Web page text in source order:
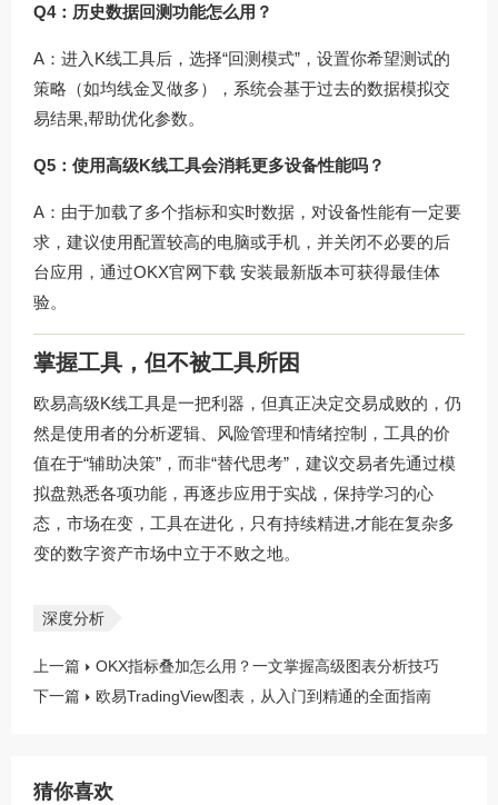
Q4：历史数据回测功能怎么用？
A：进入K线工具后，选择“回测模式”，设置你希望测试的
策略（如均线金叉做多），系统会基于过去的数据模拟交
易结果,帮助优化参数。
Q5：使用高级K线工具会消耗更多设备性能吗？
A：由于加载了多个指标和实时数据，对设备性能有一定要
求，建议使用配置较高的电脑或手机，并关闭不必要的后
台应用，通过OKX官网下载 安装最新版本可获得最佳体
验。
掌握工具，但不被工具所困
欧易高级K线工具是一把利器，但真正决定交易成败的，仍
然是使用者的分析逻辑、风险管理和情绪控制，工具的价
值在于“辅助决策”，而非“替代思考”，建议交易者先通过模
拟盘熟悉各项功能，再逐步应用于实战，保持学习的心
态，市场在变，工具在进化，只有持续精进,才能在复杂多
变的数字资产市场中立于不败之地。
深度分析
上一篇
OKX指标叠加怎么用？一文掌握高级图表分析技巧
下一篇
欧易TradingView图表，从入门到精通的全面指南
猜你喜欢